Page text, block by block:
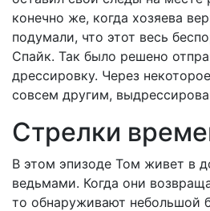
конечно же, когда хозяева
подумали, что этот весь
Спайк. Так было решено
дрессировку. Через
совсем другим,
Стрелки
В этом эпизоде Том живет в
ведьмами. Когда они
то обнаруживают небольшой